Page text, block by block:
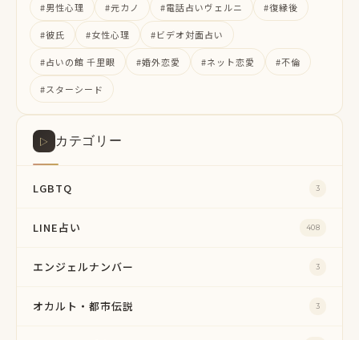
#男性心理 #元カノ #電話占いヴェルニ #復縁後
#彼氏 #女性心理 #ビデオ対面占い
#占いの館 千里眼 #婚外恋愛 #ネット恋愛 #不倫
#スターシード
▷ カテゴリー
LGBTQ 3
LINE占い 408
エンジェルナンバー 3
オカルト・都市伝説 3